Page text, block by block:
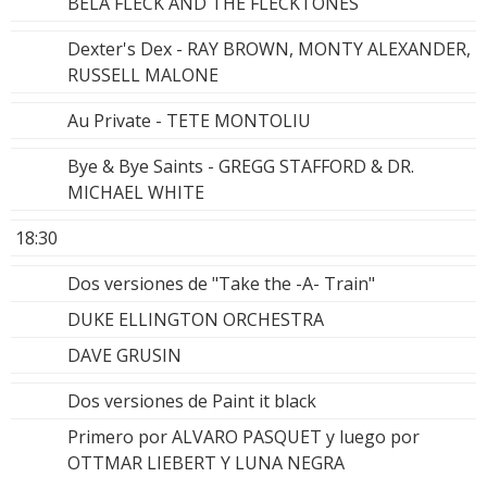
Dexter's Dex - RAY BROWN, MONTY ALEXANDER,
RUSSELL MALONE
Au Private - TETE MONTOLIU
Bye & Bye Saints - GREGG STAFFORD & DR.
MICHAEL WHITE
18:30
Dos versiones de "Take the -A- Train"
DUKE ELLINGTON ORCHESTRA
DAVE GRUSIN
Dos versiones de Paint it black
Primero por ALVARO PASQUET y luego por
OTTMAR LIEBERT Y LUNA NEGRA